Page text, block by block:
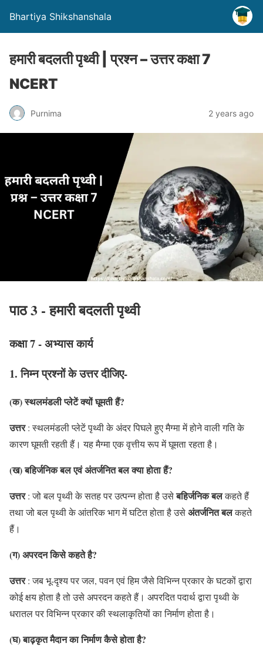
Bhartiya Shikshanshala
हमारी बदलती पृथ्वी | प्रश्न – उत्तर कक्षा 7
NCERT
Purnima 2 years ago
पाठ 3 - हमारी बदलती पृथ्वी
कक्षा 7 - अभ्यास कार्य
1. निम्न प्रश्नों के उत्तर दीजिए-
(क) स्थलमंडली प्लेटें क्यों घूमती हैं?
उत्तर: स्थलमंडली प्लेटें पृथ्वी के अंदर पिघले हुए मैग्मा में होने वाली गति के
कारण घूमती रहती हैं। यह मैग्मा एक वृत्तीय रूप में घूमता रहता है।
(ख) बहिर्जनिक बल एवं अंतर्जनित बल क्या होता हैं?
उत्तर: जो बल पृथ्वी के सतह पर उत्पन्न होता है उसेबहिर्जनिक बलकहते हैं
तथा जो बल पृथ्वी के आंतरिक भाग में घटित होता है उसेअंतर्जनित बलकहते
हैं।
(ग) अपरदन किसे कहते है?
उत्तर: जब भू-दृश्य पर जल, पवन एवं हिम जैसे विभिन्न प्रकार के घटकों द्वारा
कोई क्षय होता है तो उसे अपरदन कहते हैं। अपरदित पदार्थ द्वारा पृथ्वी के
धरातल पर विभिन्न प्रकार की स्थलाकृतियों का निर्माण होता है।
(घ) बाढ़कृत मैदान का निर्माण कैसे होता है?